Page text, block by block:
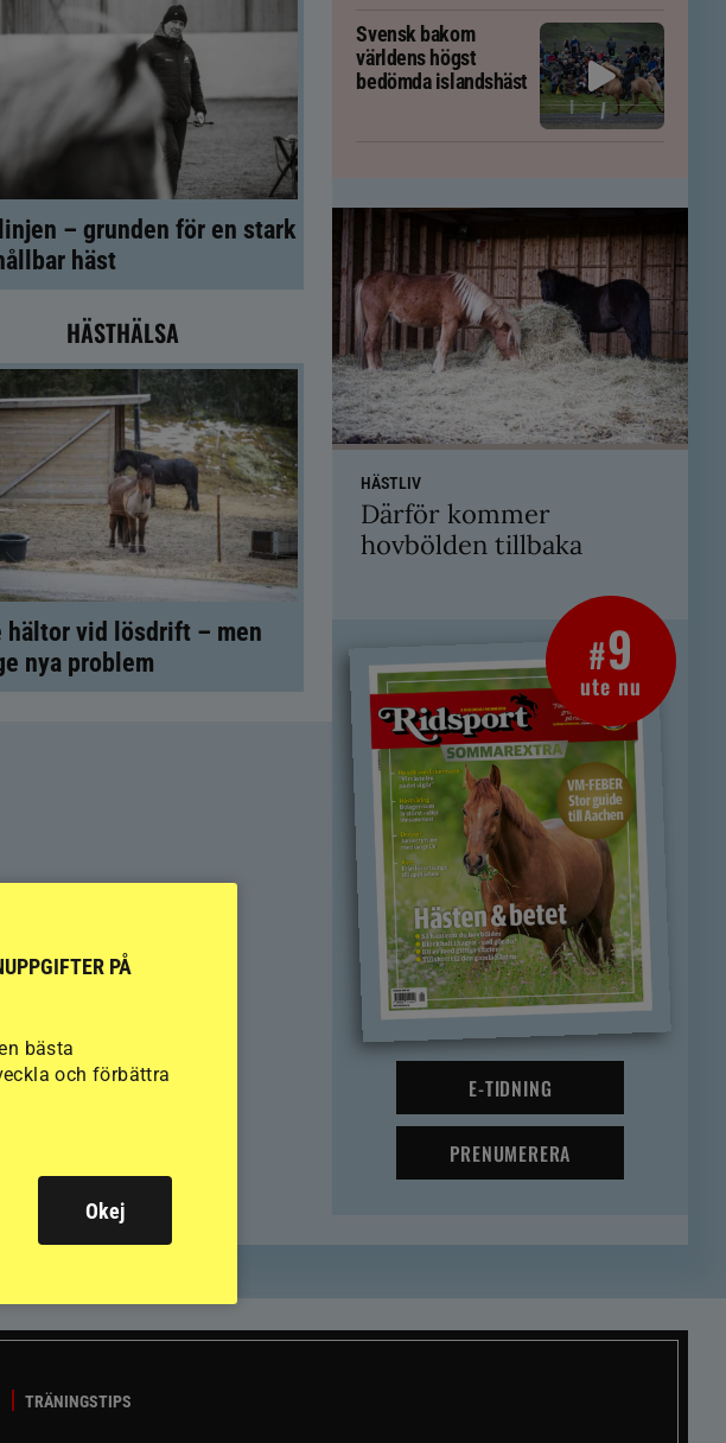
– grunden för en stark
häst
HÄSTHÄLSA
hältor vid lösdrift – men
nya problem
Svensk bakom
världens högst
bedömda islandshäst
HÄSTLIV
Därför kommer
hovbölden tillbaka
#9
ute nu
E-TIDNING
PRENUMERERA
TRÄNINGSTIPS
PÅ
bästa
och förbättra
Okej